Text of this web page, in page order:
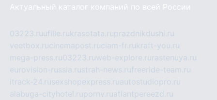
Актуальный каталог компаний по всей России
03223.ruufille.rukrasotata.ruprazdnikdushi.ru
veetbox.rucinemapost.ruciam-fr.rukraft-you.ru
mega-press.ru03223.ruweb-explore.ru rastenuya.ru
eurovision-russia.rustrah-news.rufreeride-team.ru
itrack-24.rusexshopexpress.ruautostudiopro.ru
alabuga-cityhotel.rupornv.ruatlantpereezd.ru